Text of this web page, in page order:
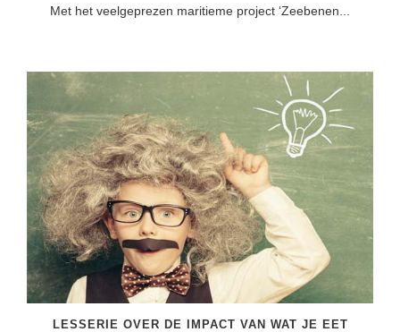
Kleurplaten
Nieuws
Onderwijsprijs
Ruimte
Schoolreisideeën
Schoolspullen
Seizoenen
Seksualiteit
Sinterklaas
Onderwijslonen
Vrijeschoolonderwijs
Montessori onderwijs
Jenaplanonderwijs
Daltononderwijs
Schoolspullen
Onderwijsvacatures
Afscheidstekst collega
Met het veelgeprezen maritieme project ‘Zeebenen...
LESSERIE OVER DE IMPACT VAN WAT JE EET